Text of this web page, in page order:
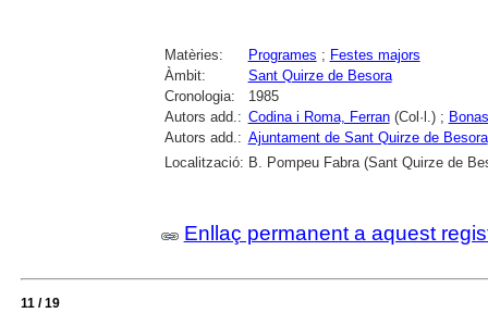
Matèries: Programes ; Festes majors
Àmbit:
Sant Quirze de Besora
Cronologia:
1985
Autors add.: Codina i Roma, Ferran(Col·l.) ;
Autors add.: Ajuntament de Sant Quirze de Besora
Localització: B. Pompeu Fabra (Sant Quirze de
Enllaç permanent a aquest
11 / 19